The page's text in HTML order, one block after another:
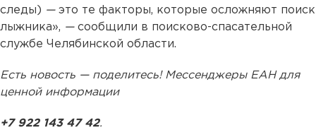
следы) —это те факторы, которые осложняют поиск
лыжника», —сообщили в поисково-спасательной
службе Челябинской области.
Есть новость — поделитесь! Мессенджеры ЕАН для
ценной информации
+7 922 143 47 42.